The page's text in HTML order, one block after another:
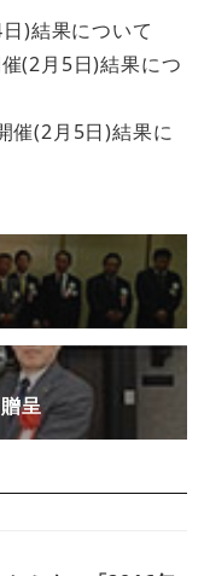
)結果について
(2月5日)結果につ
催(2月5日)結果に
呈